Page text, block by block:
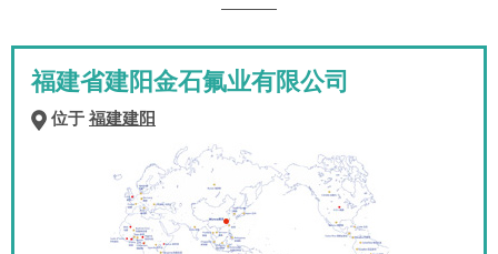
福建省建阳金石氟业有限公司
位于 福建建阳